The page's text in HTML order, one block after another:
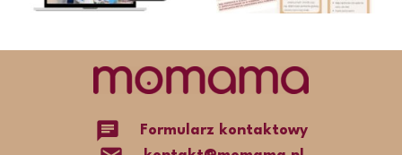
chat Formularz kontaktowy